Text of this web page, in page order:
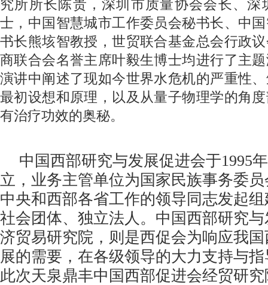
究所所长陈贵，深圳市质量协会会长、深
士，中国智慧城市工作委员会秘书长、中
书长熊垓智教授，世贸联合基金总会行政
商联合会名誉主席叶毅生博士均进行了主
演讲中阐述了现如今世界水危机的严重性
最初设想和原理，以及从量子物理学的角
有治疗功效的奥秘。
中国西部研究与发展促进会于1995年
立，业务主管单位为国家民族事务委
中央和西部各省工作的领导同志发起
社会团体、独立法人。中国西部研究
济贸易研究院，则是西促会为响应我
展的需要，在各级领导的大力支持与
此次天泉鼎丰中国西部促进会经贸研